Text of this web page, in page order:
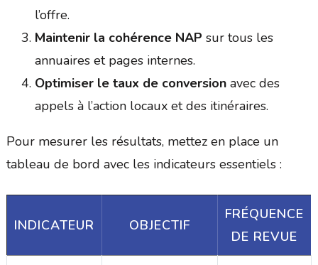
l’offre.
Maintenir la cohérence NAP sur tous les
annuaires et pages internes.
Optimiser le taux de conversionavec des
appels à l’action locaux et des itinéraires.
Pour mesurer les résultats, mettez en place un
tableau de bord avec les indicateurs essentiels :
INDICATEUR OBJECTIF
FRÉQUENCE
DE REVUE